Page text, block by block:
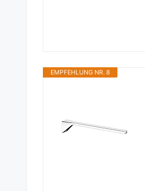
EMPFEHLUNG NR. 8